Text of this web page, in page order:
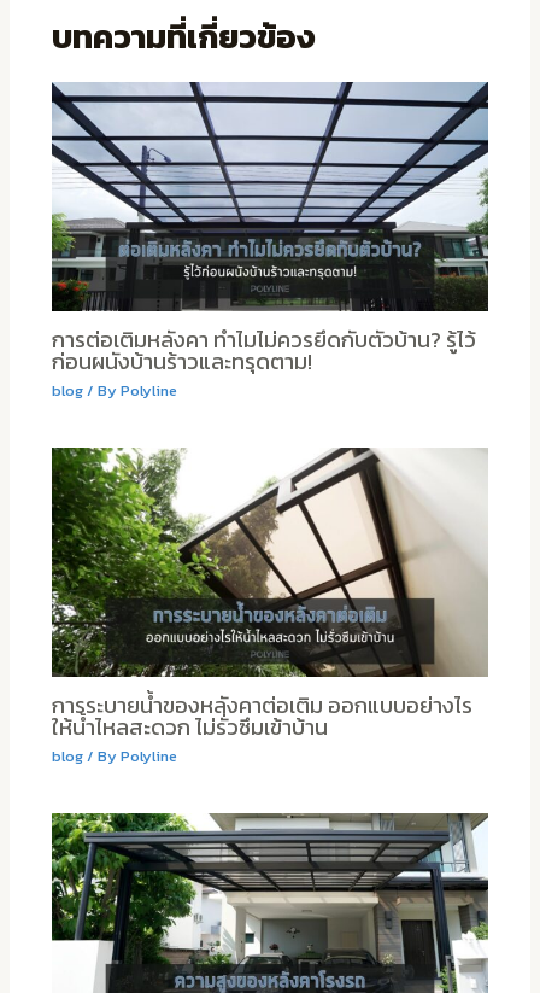
บทความที่เกี่ยวข้อง
การต่อเติมหลังคา ทำไมไม่ควรยึดกับตัวบ้าน? รู้ไว้
ก่อนผนังบ้านร้าวและทรุดตาม!
blog/ By Polyline
การระบายน้ำของหลังคาต่อเติม ออกแบบอย่างไร
ให้น้ำไหลสะดวก ไม่รั่วซึมเข้าบ้าน
blog/ By Polyline